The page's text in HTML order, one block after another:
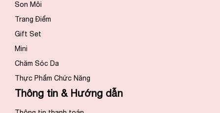
Son Môi
Trang Điểm
Gift Set
Mini
Chăm Sóc Da
Thực Phẩm Chức Năng
Thông tin & Hướng dẫn